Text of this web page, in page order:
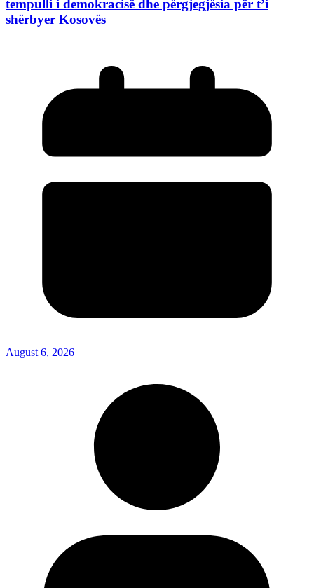
tempulli i demokracisë dhe përgjegjësia për t’i
shërbyer Kosovës
August 6, 2026